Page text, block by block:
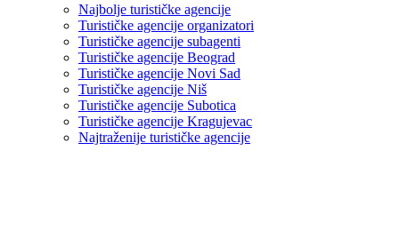
Najbolje turističke agencije
Turističke agencije organizatori
Turističke agencije subagenti
Turističke agencije Beograd
Turističke agencije Novi Sad
Turističke agencije Niš
Turističke agencije Subotica
Turističke agencije Kragujevac
Najtraženije turističke agencije